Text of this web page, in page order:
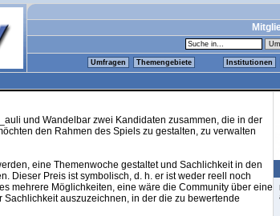
Umfragen Themengebiete Institutionen
und Wandelbar zwei Kandidaten zusammen, die in der
den Rahmen des Spiels zu gestalten, zu verwalten
eine Themenwoche gestaltet und Sachlichkeit in den
Dieser Preis ist symbolisch, d. h. er ist weder reell noch
mehrere Möglichkeiten, eine wäre die Community über eine
auszuzeichnen, in der die zu bewertende